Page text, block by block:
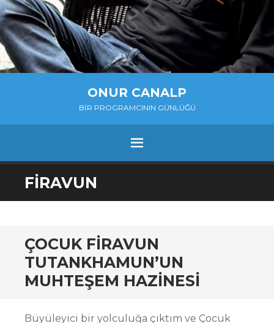
ONUR CANALP
BIR PROGRAMCININ GÜNLÜĞÜ
MENU
SKIP
TO
FIRAVUN
ÇOCUK FIRAVUN
TUTANKHAMUN’UN
MUHTEŞEM HAZINESI
Büyüleyici bir yolculuğa çıktım ve Çocuk